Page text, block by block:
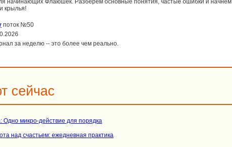
начинающих Флаюшек. Разберём основные понятия, частые ошибки и начнём
крылья!
поток №50
за неделю -- это более чем реально.
сейчас
Одно микро-действие для порядка
над счастьем: ежедневная практика